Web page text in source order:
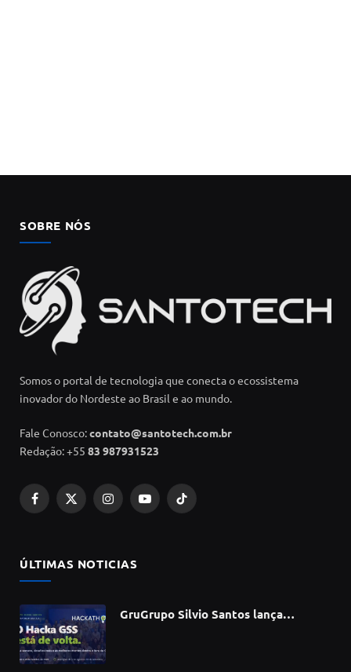
SOBRE NÓS
Somos o portal de tecnologia que conecta o ecossistema
inovador do Nordeste ao Brasil e ao mundo.
Fale Conosco:contato@santotech.com.br
Redação: +55 83 987931523
Facebook
X
InstagramYouTubeTikTok
ÚLTIMAS NOTICIAS
GruGrupo Silvio Santos lança